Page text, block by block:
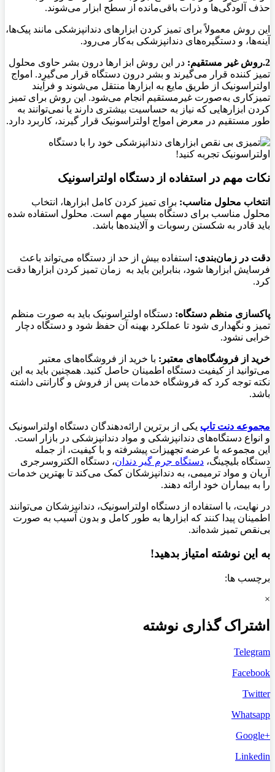
حذف آلودگی‌ها و ذرات باقی‌مانده از سطح ابزار می‌شوند.
این روش معمولاً برای تمیز کردن ابزارهای دندانپزشکی مانند پیک‌ها،
آینه‌ها، و دستگیره‌های دندانپزشکی به‌کار می‌رود.
2.روش غیر مستقیم: در این روش ابز
ارها درون بشر حاوی محلول
تمیز کننده قرار می‌گیرند و بشر درون دستگاه قرار می‌گیرد. امواج
اولتراسونیک از طریق مایع به ابزارها منتقل می‌شوند و فرآیند
تمیزکاری به‌صورت غیرمستقیم انجام می‌شود. این روش برای تمیز
کردن ابزارهایی که نیاز به حساسیت بیشتری دارند یا نمی‌توانند به‌
طور مستقیم در معرض امواج اولتراسونیک قرار گیرند، کاربرد دارد.
نکات مهم در استفاده از دستگاه اولتراسونیک
انتخاب محلول مناسب: برای تمیز کردن کامل ابزارها، انتخاب
محلول مناسب برای دستگاه بسیار مهم است. محلول استفاده شده
باید قادر به شکستن رسوبات و آلاینده‌ها باشد.
دقت در زمان‌بندی: استفاده بیش از حد از دستگاه می‌تواند باعث
فرسایش ابزارها شود، بنابراین باید به زمان تمیز کردن ابزارها دقت
کرد.
پاکسازی منظم دستگاه: دستگاه اولتراسونیک باید به صورت منظم
تمیز و نگهداری شود تا عملکرد بهینه آن حفظ شود و دستگاه دچار
خرابی نشود.
خرید از فروشگاه‌های معتبر: با خرید از فروشگاه‌های معتبر
می‌توانید از کیفیت دستگاه اطمینان حاصل کنید. همچنین باید به این
نکته توجه کرد که فروشگاه خدمات پس از فروش و گارانتی داشته
باشد.
مجموعه دنت تاپ یکی از برترین ارائه‌دهندگان دستگاه اولتراسونیک
و انواع دستگاه‌های دندانپزشکی و مواد دندانپزشکی در بازار است.
این مجموعه با عرضه تجهیزات پیشرفته و با کیفیت، از جمله
دستگاه بلیچینگ، دستگاه‌ جرم گیر دندان، دستگاه الکتروسرجری
آریان و مواد ترمیمی، به دندانپزشکان کمک می‌کند تا بهترین خدمات
را به بیماران خود ارائه دهند.
در نهایت، با استفاده از دستگاه اولتراسونیک، دندانپزشکان می‌توانند
اطمینان پیدا کنند که ابزارها به طور کامل و بدون آسیب به صورت
بی‌نقص تمیز شده‌اند.
به این نوشته امتیاز بدهید!
برچسب ها:
×
اشتراک گذاری نوشته
Telegram
Facebook
Twitter
Whatsapp
+Google
Linkedin